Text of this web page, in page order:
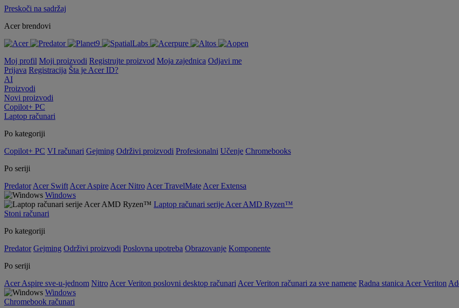
Preskoči na sadržaj
Acer brendovi
Moj profil Moji proizvodi Registrujte proizvod Moja zajednica Odjavi me
Prijava Registracija Šta je Acer ID?
AI
Proizvodi
Novi proizvodi
Copilot+ PC
Laptop računari
Po kategoriji
Copilot+ PC VI računari Gejming Održivi proizvodi Profesionalni Učenje Chromebooks
Po seriji
Predator Acer Swift Acer Aspire Acer Nitro Acer TravelMate Acer Extensa
Windows
Laptop računari serije Acer AMD Ryzen™
Stoni računari
Po kategoriji
Predator Gejming Održivi proizvodi Poslovna upotreba Obrazovanje Komponente
Po seriji
Acer Aspire sve-u-jednom Nitro Acer Veriton poslovni desktop računari Acer Veriton računari za sve namene Radna stanica Acer Veriton
Windows
Chromebook računari